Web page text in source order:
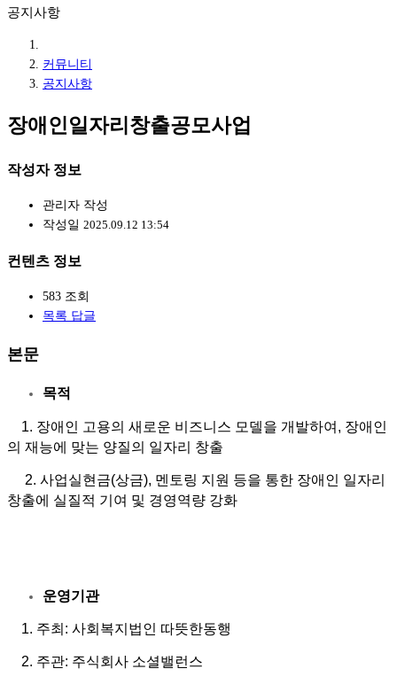
공지사항
커뮤니티
공지사항
장애인일자리창출공모사업
작성자 정보
관리자 작성
작성일 2025.09.12 13:54
컨텐츠 정보
583 조회
목록 답글
본문
목적
1. 장애인 고용의 새로운 비즈니스 모델을 개발하여, 장애인
의 재능에 맞는 양질의 일자리 창출
2. 사업실현금(상금), 멘토링 지원 등을 통한 장애인 일자리
창출에 실질적 기여 및 경영역량 강화
운영기관
1. 주최: 사회복지법인 따뜻한동행
2. 주관: 주식회사 소셜밸런스